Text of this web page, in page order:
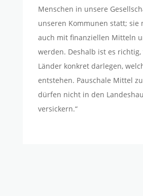
Menschen in unsere
unseren Kommunen statt; sie
auch mit finanziellen Mitteln
werden. Deshalb ist es
Länder konkret darlegen,
entstehen. Pauschale Mittel
dürfen nicht in den
versickern.“